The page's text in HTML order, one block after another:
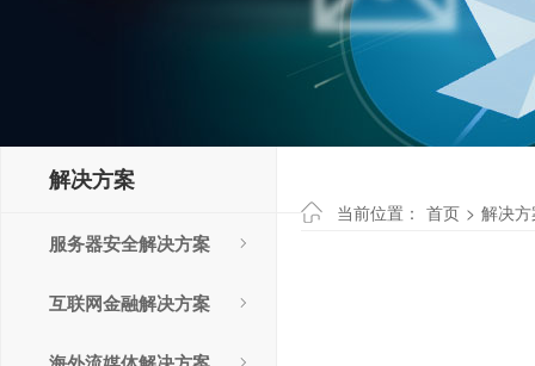
解决方案
服务器安全解决方案
互联网金融解决方案
当前位置： 首页 > 解决